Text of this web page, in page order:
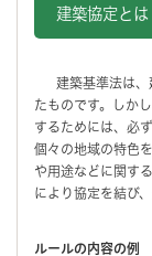
建築協定とは
建築基準法は、
たものです。しか
するためには、必
個々の地域の特色
や用途などに関す
により協定を結び
ルールの内容の例